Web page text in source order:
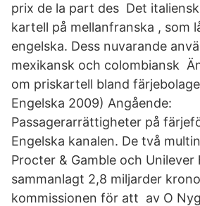
prix de la part des Det
kartell på mellanfranska , som
engelska. Dess nuvarande
mexikansk och colombiansk
om priskartell bland
Engelska 2009) Angående:
Passagerarrättigheter på
Engelska kanalen. De två
Procter & Gamble och
sammanlagt 2,8 miljarder
kommissionen för att av O